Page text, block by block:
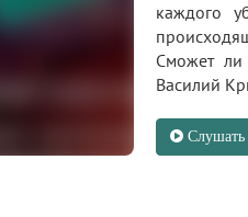
каждого
Сможет ли
Василий
Слушать